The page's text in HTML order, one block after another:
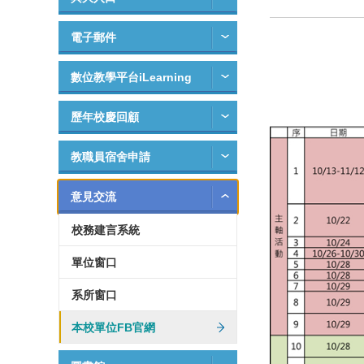
電子郵件
數位教學平台iLearning
歷年校慶回顧
教職員宿舍申請
意見交流
校務建言系統
單位窗口
系所窗口
本校單位FB官網